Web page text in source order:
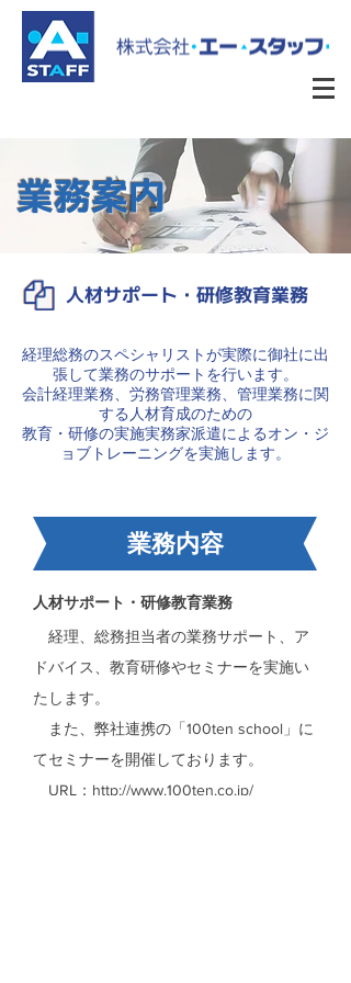
​業務案内
人材サポート・研修教育業務
経理総務のスペシャリストが実際に御社に出
張して業務のサポートを行います。
会計経理業務、労務管理業務、管理業務に関
する人材育成のための
教育・研修の実施実務家派遣によるオン・ジ
ョブトレーニングを実施します。
業務内容
人材サポート・研修教育業務
経理、総務担当者の業務サポート、ア
ドバイス、教育研修やセミナーを実施い
たします。
また、弊社連携の「100ten school」に
てセミナーを開催しております。
URL：http://www.100ten.co.jp/